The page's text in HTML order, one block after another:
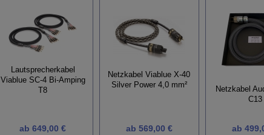
Lautsprecherkabel
Viablue SC-4 Bi-Amping
T8
ab 649,00 €
Netzkabel Viablue X-40
Silver Power 4,0 mm²
ab 569,00 €
Netzkabel
C13
ab